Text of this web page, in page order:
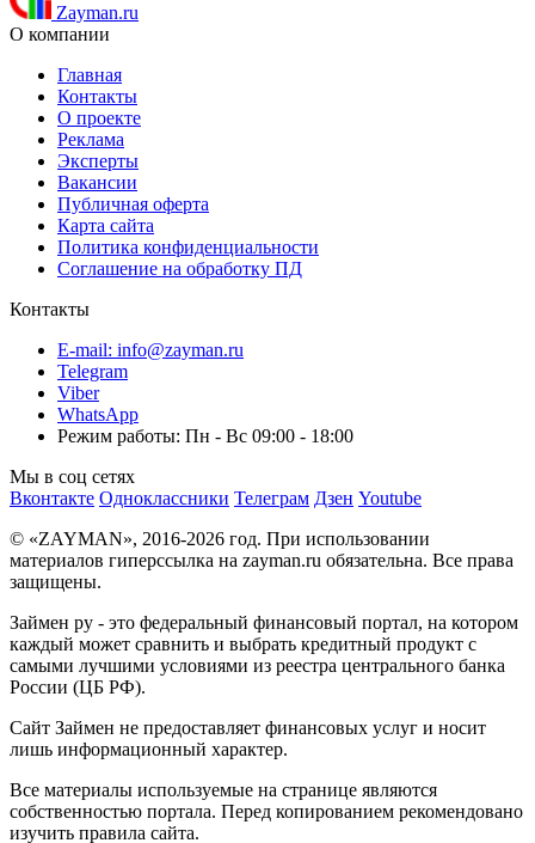
Zayman.ru
О компании
Главная
Контакты
О проекте
Реклама
Эксперты
Вакансии
Публичная оферта
Карта сайта
Политика конфиденциальности
Соглашение на обработку ПД
Контакты
E-mail: info@zayman.ru
Telegram
Viber
WhatsApp
Режим работы: Пн - Вс 09:00 - 18:00
Мы в соц сетях
Вконтакте Одноклассники Телеграм Дзен Youtube
© «ZAYMAN», 2016-2026 год. При использовании
материалов гиперссылка на zayman.ru обязательна. Все права
защищены.
Займен ру - это федеральный финансовый портал, на котором
каждый может сравнить и выбрать кредитный продукт с
самыми лучшими условиями из реестра центрального банка
России (ЦБ РФ).
Сайт Займен не предоставляет финансовых услуг и носит
лишь информационный характер.
Все материалы используемые на странице являются
собственностью портала. Перед копированием рекомендовано
изучить правила сайта.